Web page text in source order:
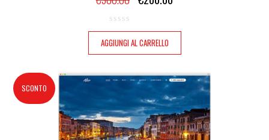
AGGIUNGI AL CARRELLO
SCONTO